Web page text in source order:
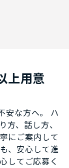
上用意
安な方へ。 ハ
方、話し方、
にご案内して
、安心して進
してご応募く